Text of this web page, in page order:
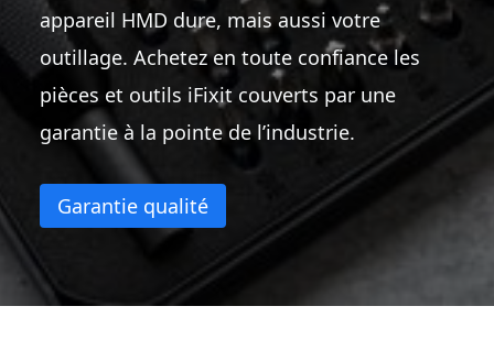
appareil HMD dure, mais aussi votre
outillage. Achetez en toute confiance les
pièces et outils iFixit couverts par une
garantie à la pointe de l’industrie.
Garantie qualité